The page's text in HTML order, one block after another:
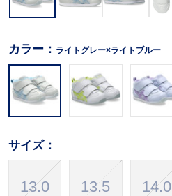
カラー： ライトグレー×ライトブルー
サイズ：
13.0 13.5 14.0